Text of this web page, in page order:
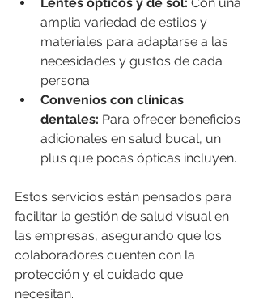
amplia variedad de estilos y
materiales para adaptarse a las
necesidades y gustos de cada
persona.
Convenios con clínicas
dentales: Para ofrecer beneficios
adicionales en salud bucal, un
plus que pocas ópticas incluyen.
Estos servicios están pensados para
facilitar la gestión de salud visual en
las empresas, asegurando que los
colaboradores cuenten con la
protección y el cuidado que
necesitan.